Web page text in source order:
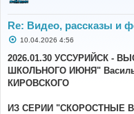
Re: Видео, рассказы и
С
о
б
щ
е
н
е
10.04.2026 4:56
2026.01.30 УССУРИЙСК -
ШКОЛЬНОГО ИЮНЯ"
КИРОВСКОГО
ИЗ СЕРИИ "СКОРОСТНЫЕ